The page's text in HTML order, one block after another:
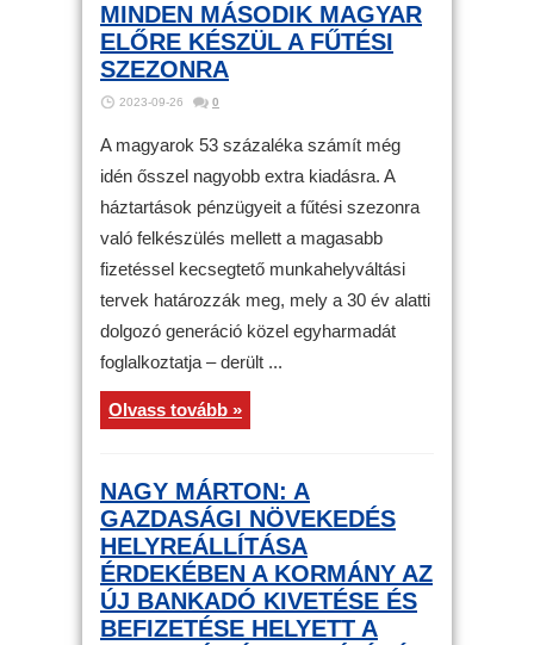
MINDEN MÁSODIK MAGYAR
ELŐRE KÉSZÜL A FŰTÉSI
SZEZONRA
2023-09-26 0
A magyarok 53 százaléka számít még
idén ősszel nagyobb extra kiadásra. A
háztartások pénzügyeit a fűtési szezonra
való felkészülés mellett a magasabb
fizetéssel kecsegtető munkahelyváltási
tervek határozzák meg, mely a 30 év alatti
dolgozó generáció közel egyharmadát
foglalkoztatja – derült ...
Olvass tovább »
NAGY MÁRTON: A
GAZDASÁGI NÖVEKEDÉS
HELYREÁLLÍTÁSA
ÉRDEKÉBEN A KORMÁNY AZ
ÚJ BANKADÓ KIVETÉSE ÉS
BEFIZETÉSE HELYETT A